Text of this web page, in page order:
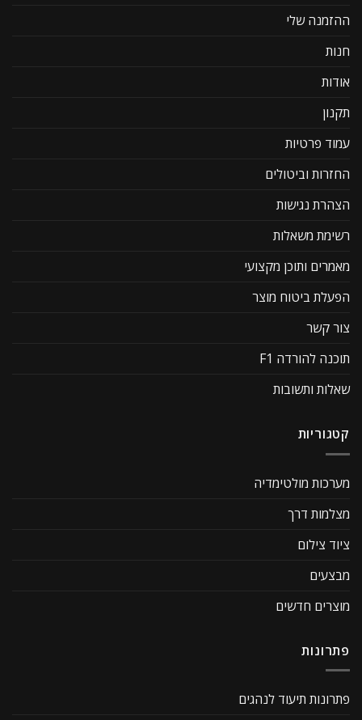
ההזמנה שלי
חנות
אודות
תקנון
עמוד פרטיות
החזרות וביטולים
הצהרת נגישות
רשימת משאלות
מאמרים ותוכן מקצועי
הפעלת ביטוח מוצר
צור קשר
תוכנה להורדה F1
שאלות ותשובות
קטגוריות
מערכות מולטימדיה
מצלמות דרך
ציוד צילום
מבצעים
מוצרים חדשים
פתרונות
פתרונות תיעוד לנהגים